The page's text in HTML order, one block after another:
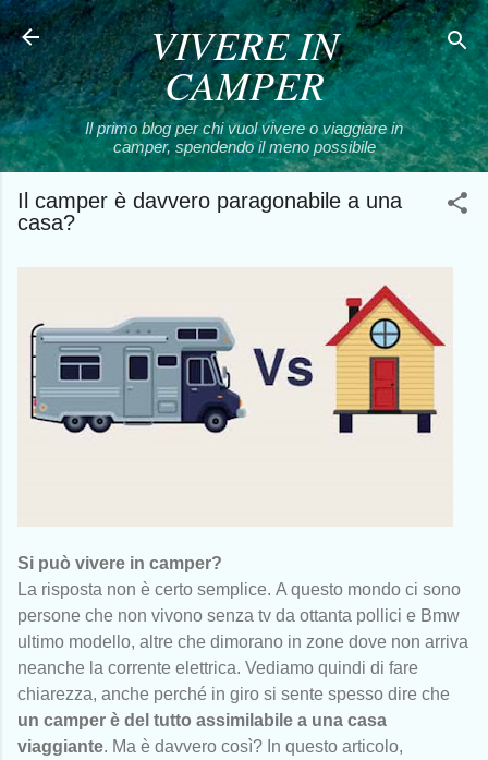
Passa ai contenuti principali
VIVERE IN
CAMPER
Il primo blog per chi vuol vivere o viaggiare in
camper, spendendo il meno possibile
Il camper è davvero paragonabile a una
casa?
Si può vivere in camper?
La risposta non è certo semplice. A questo mondo ci sono
persone che non vivono senza tv da ottanta pollici e Bmw
ultimo modello, altre che dimorano in zone dove non arriva
neanche la corrente elettrica. Vediamo quindi di fare
chiarezza, anche perché in giro si sente spesso dire che
un camper è del tutto assimilabile a una casa
viaggiante. Ma è davvero così? In questo articolo,